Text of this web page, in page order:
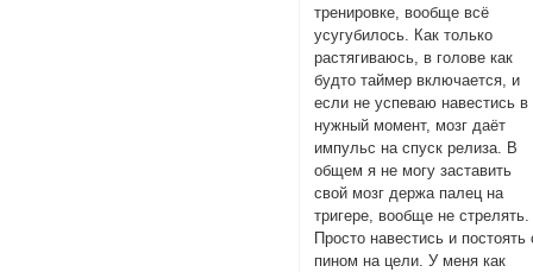
тренировке, вообще всё
усугубилось. Как только
растягиваюсь, в голове как
будто таймер включается, и
если не успеваю навестись в
нужный момент, мозг даёт
импульс на спуск релиза. В
общем я не могу заставить
свой мозг держа палец на
тригере, вообще не стрелять.
Просто навестись и постоять
пином на цели. У меня как